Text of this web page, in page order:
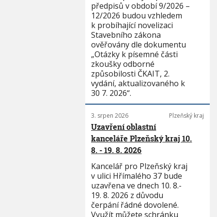
předpisů v období 9/2026 –
12/2026 budou vzhledem
k probíhající novelizaci
Stavebního zákona
ověřovány dle dokumentu
„Otázky k písemné části
zkoušky odborné
způsobilosti ČKAIT, 2.
vydání, aktualizovaného k
30 7. 2026“.
3. srpen 2026 Plzeňský kraj
Uzavření oblastní
kanceláře Plzeňský kraj 10.
8. - 19. 8. 2026
Kancelář pro Plzeňský kraj
v ulici Hřímalého 37 bude
uzavřena ve dnech 10. 8.-
19. 8. 2026 z důvodu
čerpání řádné dovolené.
Využít můžete schránku